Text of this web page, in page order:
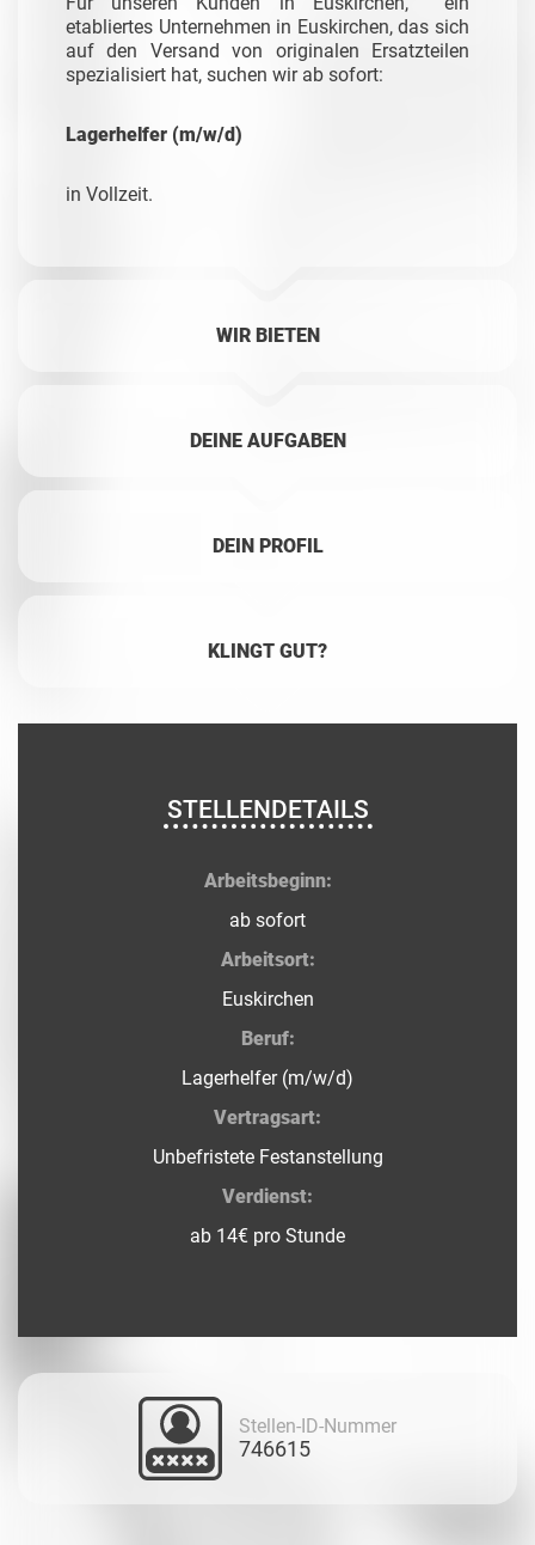
etabliertes Unternehmen in Euskirchen, das sich
auf den Versand von originalen Ersatzteilen
spezialisiert hat, suchen wir ab sofort:
Lagerhelfer (m/w/d)
in Vollzeit.
WIR BIETEN
DEINE AUFGABEN
DEIN PROFIL
KLINGT GUT?
STELLENDETAILS
Arbeitsbeginn:
ab sofort
Arbeitsort:
Euskirchen
Beruf:
Lagerhelfer (m/w/d)
Vertragsart:
Unbefristete Festanstellung
Verdienst:
ab 14€ pro Stunde
Stellen-ID-Nummer
746615